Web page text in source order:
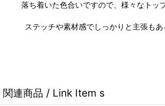
落ち着いた色合いですので、様々なトッ
ステッチや素材感でしっかりと主張もあ
関連商品 / Link Item s